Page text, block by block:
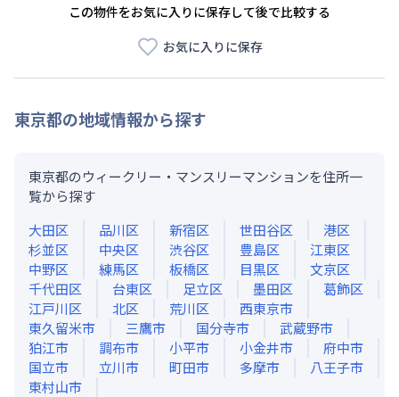
この物件をお気に入りに保存して後で比較する
お気に入りに保存
東京都の地域情報から探す
東京都のウィークリー・マンスリーマンションを住所一
覧から探す
大田区
品川区 新宿区 世田谷区
港区
杉並区
中央区 渋谷区 豊島区
江東区
中野区
練馬区 板橋区 目黒区
文京区
千代田区
台東区 足立区 墨田区
葛飾区
江戸川区
北区 荒川区
西東京市
東久留米市
三鷹市 国分寺市
武蔵野市
狛江市
調布市 小平市 小金井市
府中市
国立市
立川市 町田市 多摩市
八王子市
東村山市